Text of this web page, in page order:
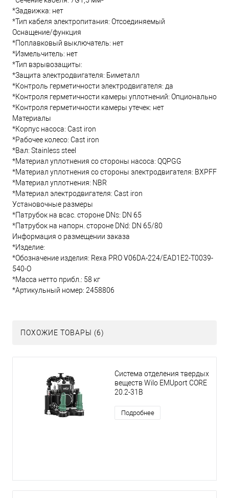
*Задвижка: нет
*Тип кабеля электропитания: Отсоединяемый
Оснащение/функция
*Поплавковый выключатель: нет
*Измельчитель: нет
*Тип взрывозащиты:
*Защита электродвигателя: Биметалл
*Контроль герметичности электродвигателя: да
*Контроля герметичности камеры уплотнений: Опционально
*Контроля герметичности камеры утечек: нет
Материалы
*Корпус насоса: Cast iron
*Рабочее колесо: Cast iron
*Вал: Stainless steel
*Материал уплотнения со стороны насоса: QQPGG
*Материал уплотнения со стороны электродвигателя: BXPFF
*Материал уплотнения: NBR
*Материал электродвигателя: Cast iron
Установочные размеры
*Патрубок на всас. стороне DNs: DN 65
*Патрубок на напорн. стороне DNd: DN 65/80
Информация о размещении заказа
*Изделие:
*Обозначение изделия: Rexa PRO V06DA-224/EAD1Е2-T0039-
540-O
*Масса нетто прибл.: 58 кг
*Артикульный номер: 2458806
ПОХОЖИЕ ТОВАРЫ (6)
Система отделения твердых
веществ Wilo EMUport CORE
20.2-31B
Подробнее